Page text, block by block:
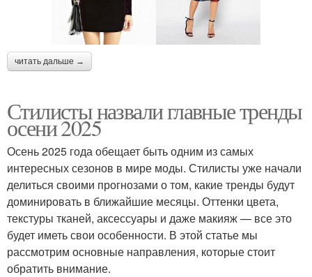
читать дальше →
Стилисты назвали главные тренды
осени 2025
Осень 2025 года обещает быть одним из самых
интересных сезонов в мире моды. Стилисты уже начали
делиться своими прогнозами о том, какие тренды будут
доминировать в ближайшие месяцы. Оттенки цвета,
текстуры тканей, аксессуары и даже макияж — все это
будет иметь свои особенности. В этой статье мы
рассмотрим основные направления, которые стоит
обратить внимание.